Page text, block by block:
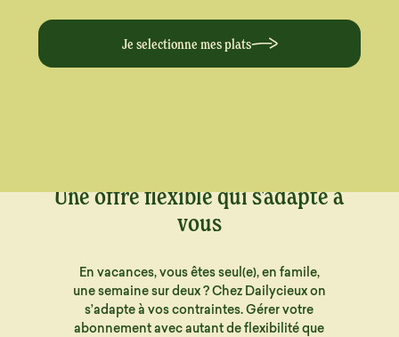
Je selectionne mes plats
Une offre flexible qui s'adapte à
vous
En vacances, vous êtes seul(e), en famile,
une semaine sur deux ? Chez Dailycieux on
s’adapte à vos contraintes. Gérer votre
abonnement avec autant de flexibilité que